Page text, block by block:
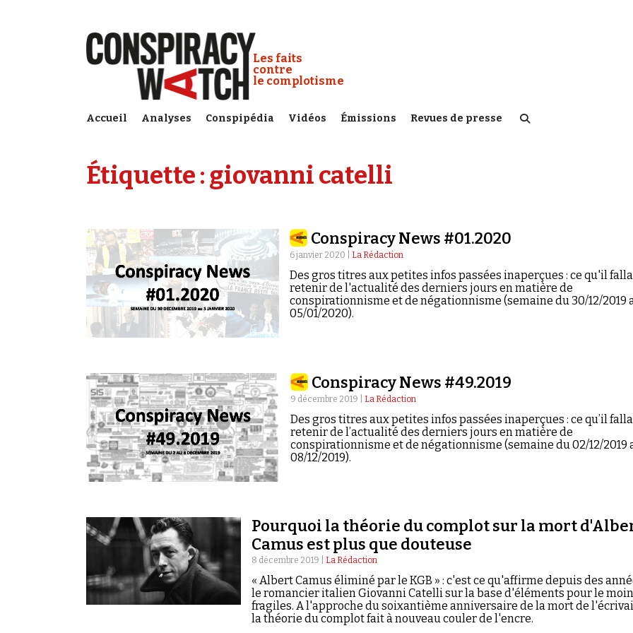
Conspiracy Watch :
Les faits
contre
le complotisme
Accueil Analyses Conspipédia Vidéos Émissions Revues de presse
Étiquette : giovanni catelli
Conspiracy News #01.2020
6 janvier 2020 | La Rédaction
Des gros titres aux petites infos passées inaperçues : ce qu'il
retenir de l'actualité des derniers jours en matière de
conspirationnisme et de négationnisme (semaine du 30/12/2019
05/01/2020).
Conspiracy News #49.2019
9 décembre 2019 | La Rédaction
Des gros titres aux petites infos passées inaperçues : ce qu’il
retenir de l’actualité des derniers jours en matière de
conspirationnisme et de négationnisme (semaine du 02/12/2019
08/12/2019).
Pourquoi la théorie du complot sur la mort
Camus est plus que douteuse
8 décembre 2019 | La Rédaction
« Albert Camus éliminé par le KGB » : c'est ce qu'affirme depuis des
le romancier italien Giovanni Catelli sur la base d'éléments pour le
fragiles. A l'approche du soixantième anniversaire de la mort de
la théorie du complot fait à nouveau couler de l'encre.